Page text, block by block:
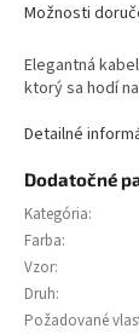
Možnosti
Elegantná
ktorý sa hodí
Detailné
Dodatočné
Kategória:
Farba:
Vzor:
Druh:
Požadované